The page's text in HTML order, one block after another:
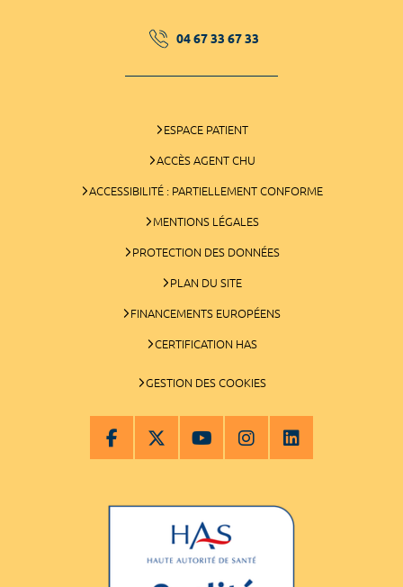
04 67 33 67 33
ESPACE PATIENT
ACCÈS AGENT CHU
ACCESSIBILITÉ : PARTIELLEMENT CONFORME
MENTIONS LÉGALES
PROTECTION DES DONNÉES
PLAN DU SITE
FINANCEMENTS EUROPÉENS
CERTIFICATION HAS
GESTION DES COOKIES